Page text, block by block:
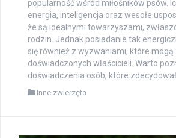
popularność wśród miłośników psów.
energia, inteligencja oraz wesołe
że są idealnymi towarzyszami,
rodzin. Jednak posiadanie tak
się również z wyzwaniami, które
doświadczonych właścicieli. Warto
doświadczenia osób, które
Inne zwierzęta